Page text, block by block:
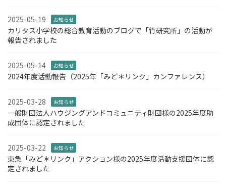
2025-05-19 お知らせ
カリタス小学校の総合教育活動のブログで「竹研究所」の活動が
報告されました
2025-05-14 お知らせ
2024年度活動報告（2025年「みど＊リンク」カンファレンス）
2025-03-28 お知らせ
一般財団法人ハウジングアンドコミュニティ財団様の2025年度助
成団体に認定されました
2025-03-22 お知らせ
東急「みど＊リンク」アクション様の2025年度活動支援団体に認
定されました